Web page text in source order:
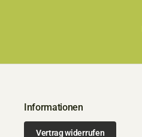
Informationen
Vertrag widerrufen